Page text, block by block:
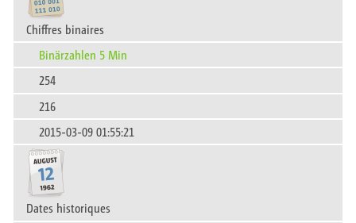
Chiffres binaires
Binärzahlen 5 Min
254
216
2015-03-09 01:55:21
Dates historiques